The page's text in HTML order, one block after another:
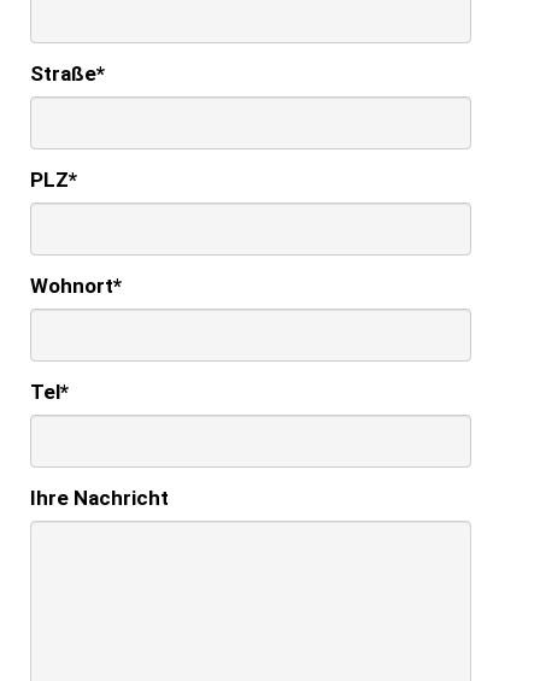
Straße*
PLZ*
Wohnort*
Tel*
Ihre Nachricht